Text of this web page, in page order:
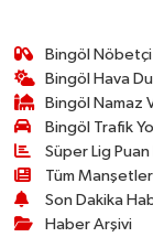
Bingöl
Bingöl Hava
Bingöl Namaz
Bingöl Trafik
Süper Lig
Tüm Manşetler
Son Dakika
Haber Arşivi